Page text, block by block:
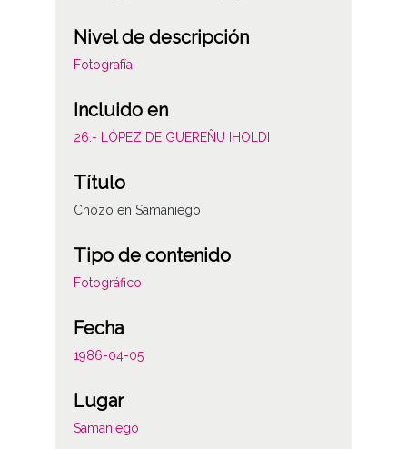
Nivel de descripción
Fotografía
Incluido en
26.- LÓPEZ DE GUEREÑU IHOLDI
Título
Chozo en Samaniego
Tipo de contenido
Fotográfico
Fecha
1986-04-05
Lugar
Samaniego